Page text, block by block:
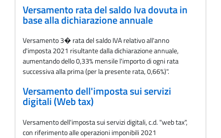
Versamento rata del saldo Iva dovuta in
base alla dichiarazione annuale
Versamento 3� rata del saldo IVA relativo all'anno
d'imposta 2021 risultante dalla dichiarazione annuale,
aumentando dello 0,33% mensile l'importo di ogni rata
successiva alla prima (per la presente rata, 0,66%)".
Versamento dell'imposta sui servizi
digitali (Web tax)
Versamento dell'imposta sui servizi digitali, c.d. "web tax",
con riferimento alle operazioni imponibili 2021